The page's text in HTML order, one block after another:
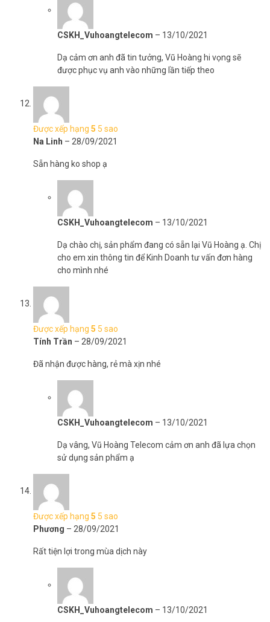
CSKH_Vuhoangtelecom – 13/10/2021
Dạ cảm ơn anh đã tin tưởng, Vũ Hoàng hi vọng sẽ
được phục vụ anh vào những lần tiếp theo
Được xếp hạng 5 5 sao
Na Linh – 28/09/2021
Sẵn hàng ko shop ạ
CSKH_Vuhoangtelecom – 13/10/2021
Dạ chào chị, sản phẩm đang có sẵn lại Vũ Hoàng ạ. Chị
cho em xin thông tin để Kinh Doanh tư vấn đơn hàng
cho mình nhé
Được xếp hạng 5 5 sao
Tính Trần – 28/09/2021
Đã nhận được hàng, rẻ mà xịn nhé
CSKH_Vuhoangtelecom – 13/10/2021
Dạ vâng, Vũ Hoàng Telecom cảm ơn anh đã lựa chọn
sử dụng sản phẩm ạ
Được xếp hạng 5 5 sao
Phương – 28/09/2021
Rất tiện lợi trong mùa dịch này
CSKH_Vuhoangtelecom – 13/10/2021